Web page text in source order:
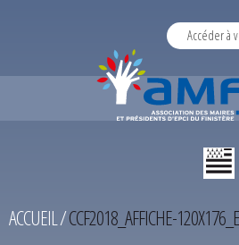
Accéder à
ACCUEIL/CCF2018_AFFICHE-